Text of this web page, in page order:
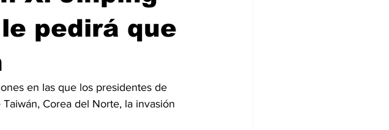
pedirá que
en las que los presidentes de
Corea del Norte, la invasión